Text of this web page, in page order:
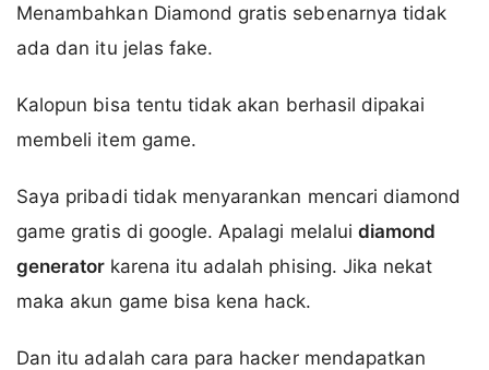
Menambahkan Diamond gratis sebenarnya tidak
ada dan itu jelas fake.
Kalopun bisa tentu tidak akan berhasil dipakai
membeli item game.
Saya pribadi tidak menyarankan mencari diamond
game gratis di google. Apalagi melalui diamond
generator karena itu adalah phising. Jika nekat
maka akun game bisa kena hack.
Dan itu adalah cara para hacker mendapatkan